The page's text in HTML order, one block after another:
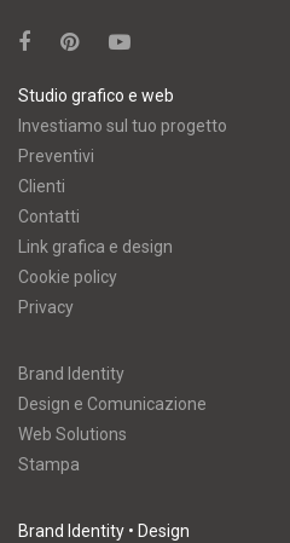
Studio grafico e web
Investiamo sul tuo progetto
Preventivi
Clienti
Contatti
Link grafica e design
Cookie policy
Privacy
Brand Identity
Design e Comunicazione
Web Solutions
Stampa
Brand Identity • Design